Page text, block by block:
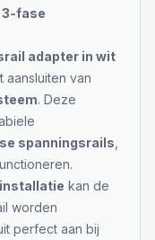
3-fase
adapter in wit
van
. Deze
spanningsrails
installatie kan de
worden
perfect aan bij